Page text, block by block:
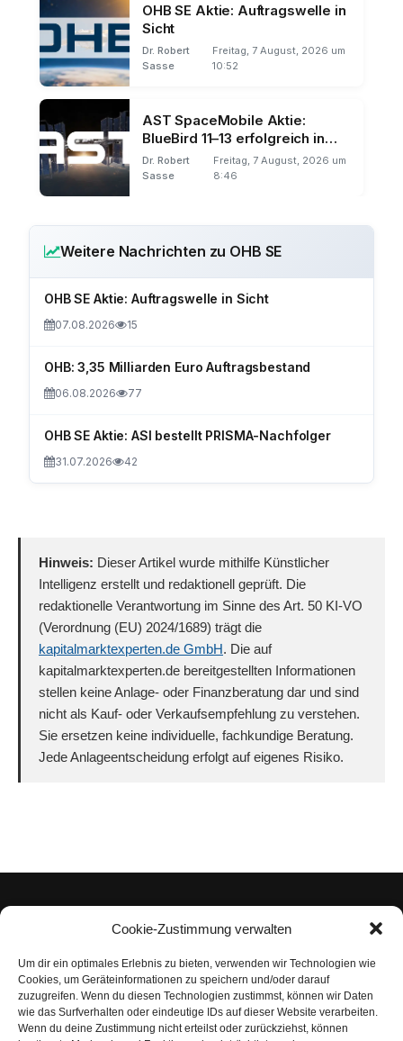
Cookie-Zustimmung verwalten
Um dir ein optimales Erlebnis zu bieten, verwenden wir Technologien wie
Cookies, um Geräteinformationen zu speichern und/oder darauf
zuzugreifen. Wenn du diesen Technologien zustimmst, können wir Daten
wie das Surfverhalten oder eindeutige IDs auf dieser Website verarbeiten.
Wenn du deine Zustimmung nicht erteilst oder zurückziehst, können
OHB SE Aktie: Auftragswelle in
Sicht
Dr. Robert
Sasse
Freitag, 7 August, 2026 um
10:52
AST SpaceMobile Aktie:
BlueBird 11–13 erfolgreich in
Orbit
Dr. Robert
Sasse
Freitag, 7 August, 2026 um
8:46
Weitere Nachrichten zu OHB SE
OHB SE Aktie: Auftragswelle in Sicht
07.08.2026 15
OHB: 3,35 Milliarden Euro Auftragsbestand
06.08.2026 77
OHB SE Aktie: ASI bestellt PRISMA-Nachfolger
31.07.2026 42
Hinweis: Dieser Artikel wurde mithilfe Künstlicher
Intelligenz erstellt und redaktionell geprüft. Die
redaktionelle Verantwortung im Sinne des Art. 50 KI-VO
(Verordnung (EU) 2024/1689) trägt die
kapitalmarktexperten.de GmbH. Die auf
kapitalmarktexperten.de bereitgestellten Informationen
stellen keine Anlage- oder Finanzberatung dar und sind
nicht als Kauf- oder Verkaufsempfehlung zu verstehen.
Sie ersetzen keine individuelle, fachkundige Beratung.
Jede Anlageentscheidung erfolgt auf eigenes Risiko.
Impressum
Datenschutzerklärung
Nutzungsbedingungen | Haftungsausschluss